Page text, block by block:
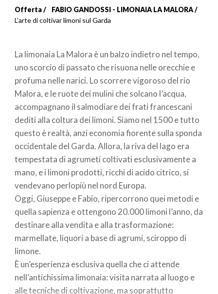
Briciole
pane
Offerta
FABIO GANDOSSI - LIMONAIA LA MALORA
L’arte di coltivar limoni sul Garda
La limonaia La Malora è un balzo indietro nel tempo,
uno scorcio di passato che risuona nelle orecchie e
profuma nelle narici. Lo scorrere vigoroso del rio
Malora, e le ruote dei mulini che solcano l’acqua,
accompagnano il salmodiare dei frati francescani
dediti alla coltura dei limoni. Siamo nel 1500 e tutto
questo è realtà, anzi economia fiorente sulla sponda
occidentale del Garda. Allora, la riva del lago era
tempestata di agrumeti coltivati esclusivamente a
mano, e i limoni prodotti, ricchi di acido citrico, si
vendevano perlopiù nel nord Europa.
Oggi, Giuseppe e Fabio, ripercorrono quei metodi e
quella sapienza e ottengono 20.000 limoni l’anno, da
destinare alla vendita e alla trasformazione:
marmellate, liquori a base di agrumi, sciroppo di
limone.
È un’esperienza esclusiva quella che ci attende
nell’antichissima limonaia: visita narrata al luogo e
alle tecniche di coltivazione, ma soprattutto